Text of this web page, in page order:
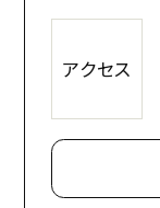
アクセス